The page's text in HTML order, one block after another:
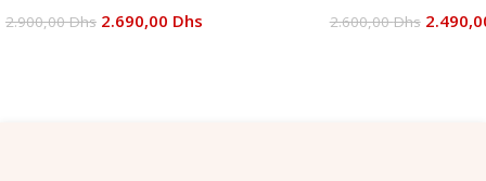
2.900,00Dhs 2.690,00 Dhs 2.600,00Dhs